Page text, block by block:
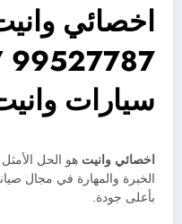
اخصائي
سيارات
اخصائي وانيت هو الحل
الخبرة والمهارة في مجال
بأعلى جودة.